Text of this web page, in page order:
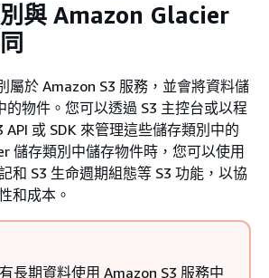
與 Amazon Glacier
屬於 Amazon S3 服務，並會將資料儲
的物件。您可以透過 S3 主控台或以程
API 或 SDK 來管理這些儲存類別中的
儲存類別中儲存物件時，您可以使用
和 S3 生命週期組態等 S3 功能，以協
和成本。
長期資料使用 Amazon S3 服務中